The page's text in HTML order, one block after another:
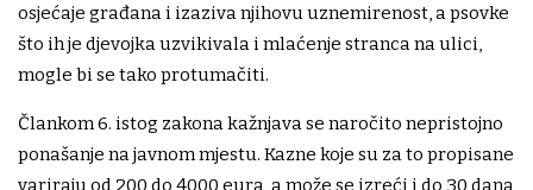
osjećaje građana i izaziva njihovu uznemirenost, a psovke
što ih je djevojka uzvikivala i mlaćenje stranca na ulici,
mogle bi se tako protumačiti.
Člankom 6. istog zakona kažnjava se naročito nepristojno
ponašanje na javnom mjestu. Kazne koje su za to propisane
variraju od 200 do 4000 eura, a može se izreći i do 30 dana